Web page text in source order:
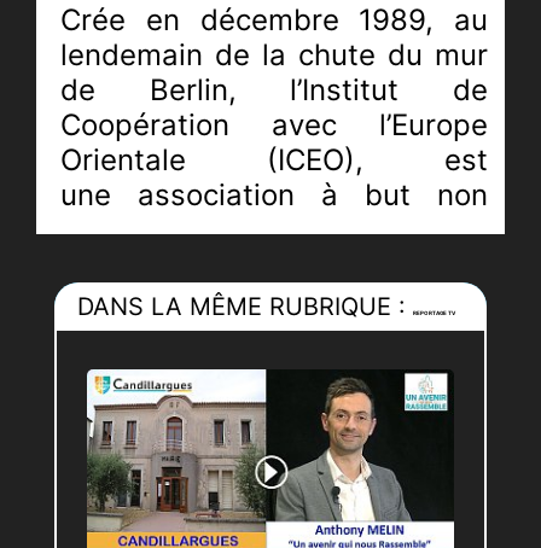
Crée en décembre 1989, au
lendemain de la chute du mur
de Berlin, l’Institut de
Coopération avec l’Europe
Orientale (ICEO), est
une association à but non
lucratif de type 1901.
Elle réunit des membres aux
origines politiques et aux
les plus diverses en
mettant
en avant le besoin de
dialoguer et de s’enrichir des
points de vue de l’ensemble de
ses adhérents et amis.
DANS LA MÊME RUBRIQUE :REPORTAGE TV